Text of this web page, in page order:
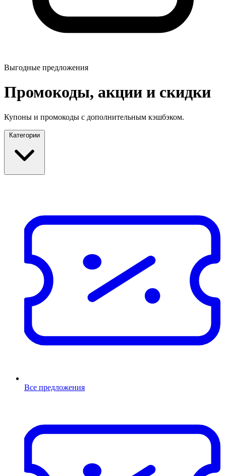
Выгодные предложения
Промокоды, акции и скидки
Купоны и промокоды с дополнительным кэшбэком.
Категории
Все предложения